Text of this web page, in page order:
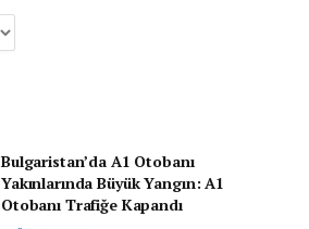
Bulgaristan’da A1 Otobanı
Yakınlarında Büyük Yangın: A1
Otobanı Trafiğe Kapandı